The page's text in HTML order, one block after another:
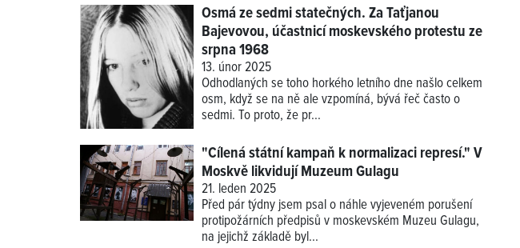
Osmá ze sedmi statečných. Za Taťjanou
Bajevovou, účastnicí moskevského protestu ze
srpna 1968
13. únor 2025
Odhodlaných se toho horkého letního dne našlo celkem
osm, když se na ně ale vzpomíná, bývá řeč často o
sedmi. To proto, že pr...
"Cílená státní kampaň k normalizaci represí." V
Moskvě likvidují Muzeum Gulagu
21. leden 2025
Před pár týdny jsem psal o náhle vyjeveném porušení
protipožárních předpisů v moskevském Muzeu Gulagu,
na jejichž základě byl...